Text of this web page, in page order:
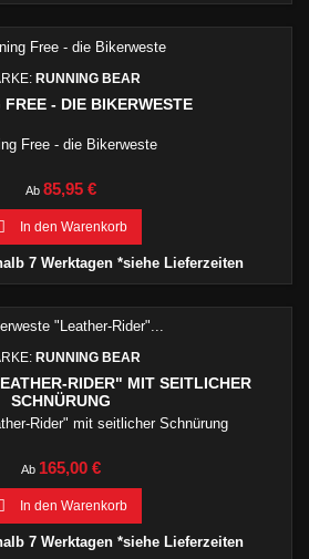
RUNNING BEAR
FREE - DIE BIKERWESTE
Free - die Bikerweste
Ab Preis
85,95 €
In den Warenkorb
7 Werktagen *siehe Lieferzeiten
RUNNING BEAR
RIDER" MIT SEITLICHER
SCHNÜRUNG
Rider" mit seitlicher Schnürung
Ab Preis
165,00 €
In den Warenkorb
7 Werktagen *siehe Lieferzeiten